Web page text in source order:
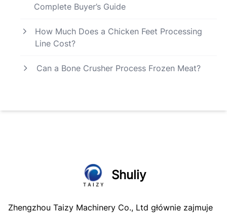
Complete Buyer’s Guide
How Much Does a Chicken Feet Processing
Line Cost?
Can a Bone Crusher Process Frozen Meat?
Shuliy
Zhengzhou Taizy Machinery Co., Ltd głównie zajmuje